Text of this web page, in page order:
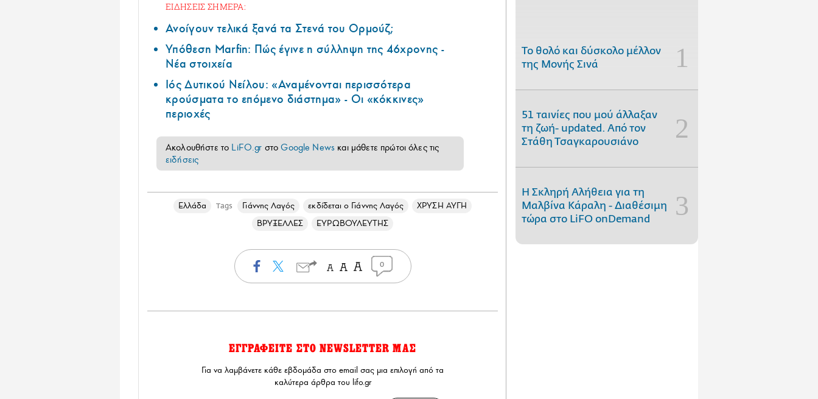
ΕΙΔΗΣΕΙΣ ΣΗΜΕΡΑ:
Ανοίγουν τελικά ξανά τα Στενά του Ορμούζ;
Υπόθεση Marfin: Πώς έγινε η σύλληψη της 46χρονης -
Νέα στοιχεία
Ιός Δυτικού Νείλου: «Αναμένονται περισσότερα
κρούσματα το επόμενο διάστημα» - Οι «κόκκινες»
περιοχές
Ακολουθήστε το LiFO.gr στοGoogle News και μάθετε πρώτοι όλες τις
ειδήσεις
Ελλάδα Tags Γιάννης Λαγός εκδίδεται ο Γιάννης Λαγός
ΧΡΥΣΗ ΑΥΓΗ
ΒΡΥΞΕΛΛΕΣ
ΕΥΡΩΒΟΥΛΕΥΤΗΣ
0
ΕΓΓΡΑΦΕΙΤΕ ΣΤΟ NEWSLETTER ΜΑΣ
Για να λαμβάνετε κάθε εβδομάδα στο email σας μια επιλογή από τα
καλύτερα άρθρα του lifo.gr
Το θολό και δύσκολο μέλλον
της Μονής Σινά
51 ταινίες που μού άλλαξαν
τη ζωή- updated. Aπό τον
Στάθη Τσαγκαρουσιάνο
Η Σκληρή Αλήθεια για τη
Μαλβίνα Κάραλη - Διαθέσιμη
τώρα στo LiFO onDemand